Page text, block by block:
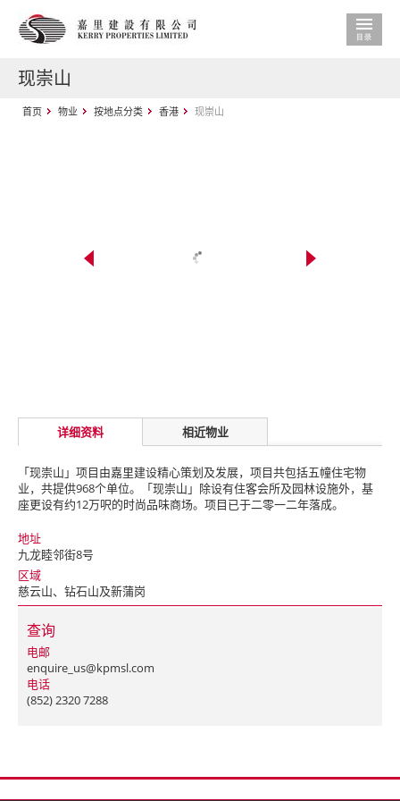
现崇山
首页 物业 按地点分类 香港 现崇山
详细资料 相近物业
「现崇山」项目由嘉里建设精心策划及发展，项目共包括五幢住宅物
业，共提供968个单位。「现崇山」除设有住客会所及园林设施外，基
座更设有约12万呎的时尚品味商场。项目已于二零一二年落成。
地址
九龙睦邻街8号
区域
慈云山、钻石山及新蒲岗
查询
电邮
enquire_us@kpmsl.com
电话
(852) 2320 7288